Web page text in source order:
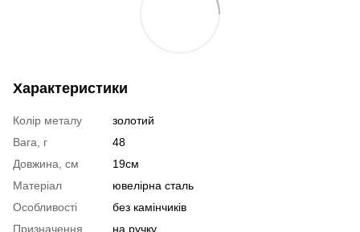
Характеристики
Колір металу
золотий
Вага, г
48
Довжина, см
19см
Матеріал
ювелірна сталь
Особливості
без камінчиків
Призначення
на ручку